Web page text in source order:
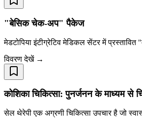
"बेसिक चेक-अप" पैकेज
मेडटोपिया इंटीग्रेटिव मेडिकल सेंटर में
विवरण देखें →
कोशिका चिकित्सा: पुनर्जनन के माध्यम से
सेल थेरेपी एक अग्रणी चिकित्सा उपचार है जो